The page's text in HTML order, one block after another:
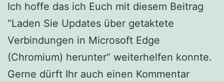
Ich hoffe das ich Euch mit diesem Beitrag
“Laden Sie Updates über getaktete
Verbindungen in Microsoft Edge
(Chromium) herunter” weiterhelfen konnte.
Gerne dürft Ihr auch einen Kommentar